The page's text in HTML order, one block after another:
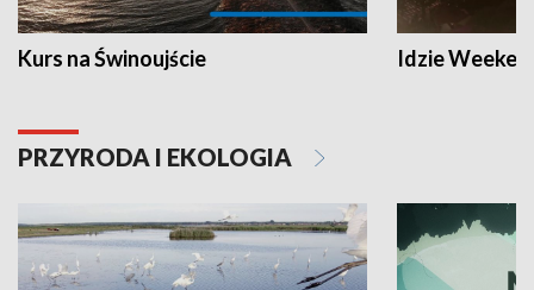
Kurs na Świnoujście Idzie
PRZYRODA I EKOLOGIA